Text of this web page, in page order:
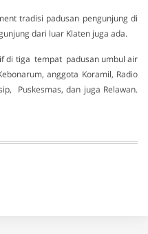
tradisi padusan pengunjung di
dari luar Klaten juga ada.
di tiga tempat padusan umbul air
anggota Koramil, Radio
Puskesmas, dan juga Relawan.